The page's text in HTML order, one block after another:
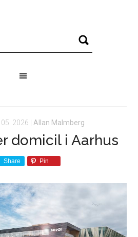
05. 2026 Allan Malmberg
domicil i Aarhus
Share Pin